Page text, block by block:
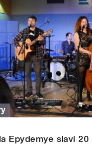
Epydemye slaví